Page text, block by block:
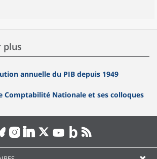
plus
annuelle du PIB depuis 1949
Comptabilité Nationale et ses colloques